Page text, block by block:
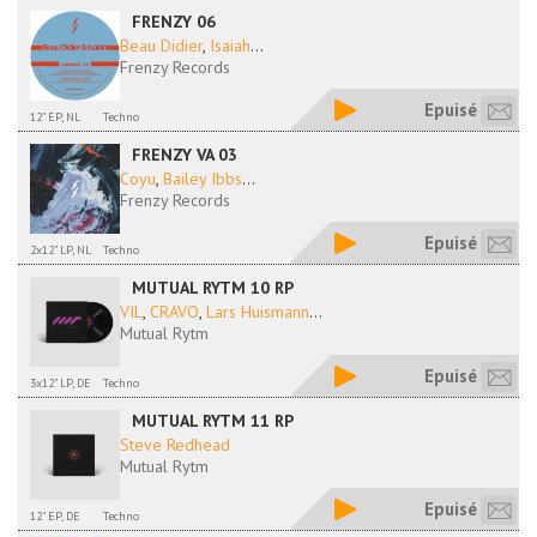
FRENZY 06
Beau Didier, Isaiah...
Frenzy Records
12" EP, NL Techno Epuisé
FRENZY VA 03
Coyu, Bailey Ibbs...
Frenzy Records
2x12" LP, NL Techno Epuisé
MUTUAL RYTM 10 RP
VIL, CRAVO, Lars Huismann...
Mutual Rytm
3x12" LP, DE Techno Epuisé
MUTUAL RYTM 11 RP
Steve Redhead
Mutual Rytm
12" EP, DE Techno Epuisé